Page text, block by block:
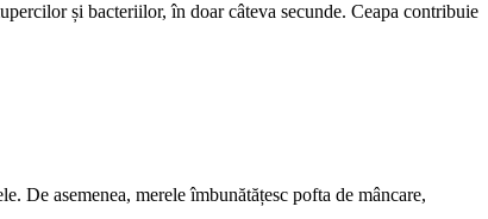
și bacteriilor, în doar câteva secunde. Ceapa contribuie
De asemenea, merele îmbunătățesc pofta de mâncare,